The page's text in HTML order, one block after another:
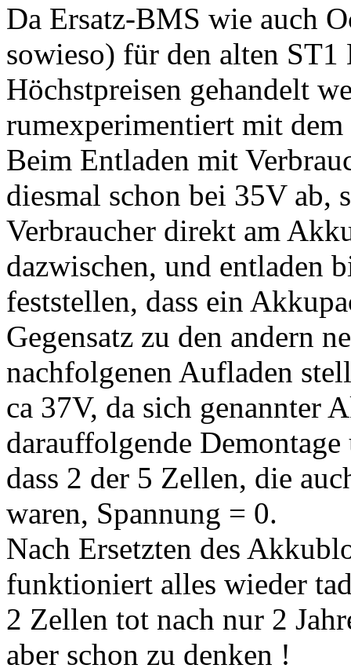
Da Ersatz-BMS wie auch
sowieso) für den alten
Höchstpreisen gehandelt
rumexperimentiert mit
Beim Entladen mit
diesmal schon bei 35V ab,
Verbraucher direkt am
dazwischen, und entladen
feststellen, dass ein
Gegensatz zu den andern
nachfolgenen Aufladen
ca 37V, da sich genannter
darauffolgende
dass 2 der 5 Zellen, die
waren, Spannung = 0.
Nach Ersetzten des
funktioniert alles wieder
2 Zellen tot nach nur 2
aber schon zu denken !